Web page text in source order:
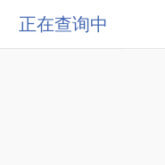
正在查询中